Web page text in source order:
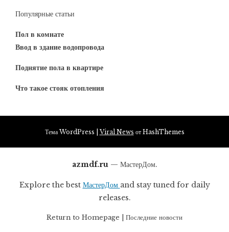
Популярные статьи
Пол в комнате
Ввод в здание водопровода
Поднятие пола в квартире
Что такое стояк отопления
Тема WordPress |Viral News от HashThemes
azmdf.ru — МастерДом.
Explore the best МастерДом and stay tuned for daily
releases.
Return to Homepage Последние новости